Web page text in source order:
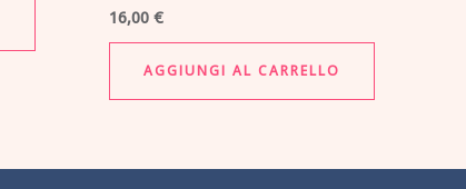
16,00 €
AGGIUNGI AL CARRELLO